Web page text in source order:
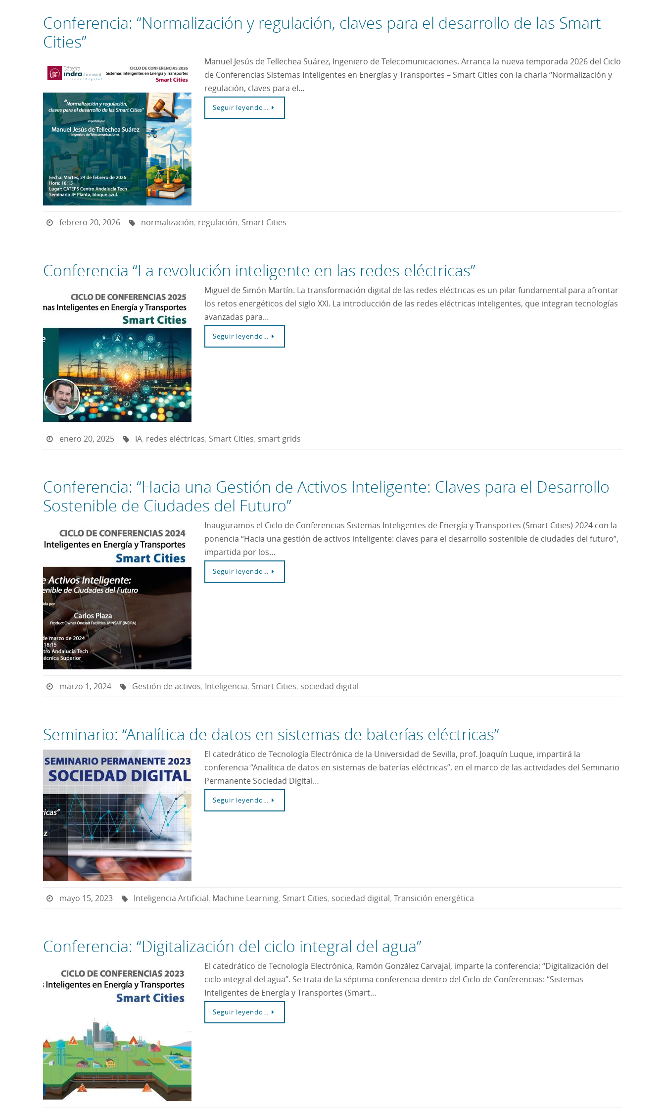
Conferencia: “Normalización y regulación, claves para el desarrollo de las Smart
Cities”
Manuel Jesús de Tellechea Suárez, Ingeniero de Telecomunicaciones. Arranca la nueva temporada 2026 del Ciclo
de Conferencias Sistemas Inteligentes en Energías y Transportes – Smart Cities con la charla “Normalización y
regulación, claves para el…
Seguir leyendo…
febrero 20, 2026 normalización, regulación, Smart Cities
Conferencia “La revolución inteligente en las redes eléctricas”
Miguel de Simón Martín. La transformación digital de las redes eléctricas es un pilar fundamental para afrontar
los retos energéticos del siglo XXI. La introducción de las redes eléctricas inteligentes, que integran tecnologías
avanzadas para…
Seguir leyendo…
enero 20, 2025 IA, redes eléctricas, Smart Cities, smart grids
Conferencia: “Hacia una Gestión de Activos Inteligente: Claves para el Desarrollo
Sostenible de Ciudades del Futuro”
Inauguramos el Ciclo de Conferencias Sistemas Inteligentes de Energía y Transportes (Smart Cities) 2024 con la
ponencia “Hacia una gestión de activos inteligente: claves para el desarrollo sostenible de ciudades del futuro”,
impartida por los…
Seguir leyendo…
marzo 1, 2024 Gestión de activos, Inteligencia, Smart Cities, sociedad digital
Seminario: “Analítica de datos en sistemas de baterías eléctricas”
El catedrático de Tecnología Electrónica de la Universidad de Sevilla, prof. Joaquín Luque, impartirá la
conferencia “Analítica de datos en sistemas de baterías eléctricas”, en el marco de las actividades del Seminario
Permanente Sociedad Digital…
Seguir leyendo…
mayo 15, 2023 Inteligencia Artificial, Machine Learning, Smart Cities, sociedad digital,Transición energética
Conferencia: “Digitalización del ciclo integral del agua”
El catedrático de Tecnología Electrónica, Ramón González Carvajal, imparte la conferencia: “Digitalización del
ciclo integral del agua”. Se trata de la séptima conferencia dentro del Ciclo de Conferencias: “Sistemas
Inteligentes de Energía y Transportes (Smart…
Seguir leyendo…